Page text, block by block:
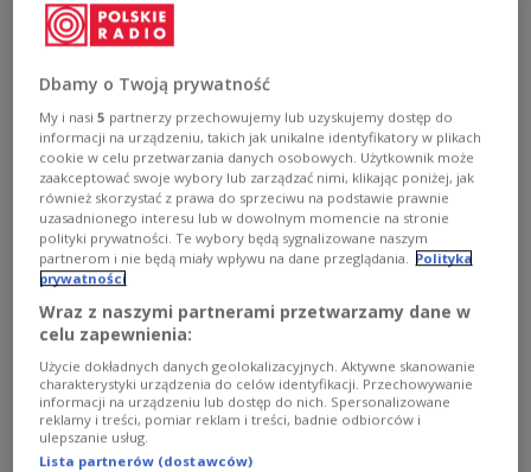
Muzyka, która łączy pokolenia. NIFC
podsumowuje projekt "Efekt Chopina"
To było jedno z największych wydarzeń towarzyszących
XIX Konkursowi Chopinowskiemu. Dzięki projektowi
"Efekt Chopina", między październikiem a grudniem
tego roku w całej Polsce odbyły się 373 koncerty, w tym:
220 edukacyjnych, 144 recitale i 9 koncertów
Dbamy o Twoją prywatność
My i nasi5 partnerzy przechowujemy lub uzyskujemy dostęp do
informacji na urządzeniu, takich jak unikalne identyfikatory w plikach
cookie w celu przetwarzania danych osobowych. Użytkownik może
zaakceptować swoje wybory lub zarządzać nimi, klikając poniżej, jak
również skorzystać z prawa do sprzeciwu na podstawie prawnie
uzasadnionego interesu lub w dowolnym momencie na stronie
polityki prywatności. Te wybory będą sygnalizowane naszym
partnerom i nie będą miały wpływu na dane przeglądania. Polityka
prywatności
Wraz z naszymi partnerami przetwarzamy dane w
celu zapewnienia:
Użycie dokładnych danych geolokalizacyjnych. Aktywne skanowanie
charakterystyki urządzenia do celów identyfikacji. Przechowywanie
informacji na urządzeniu lub dostęp do nich. Spersonalizowane
reklamy i treści, pomiar reklam i treści, badnie odbiorców i
ulepszanie usług.
Lista partnerów (dostawców)